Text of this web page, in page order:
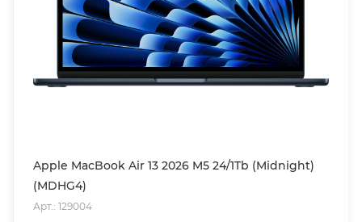
Apple MacBook Air 13 2026 M5 24/1Tb (Midnight)
(MDHG4)
Арт.: 129004